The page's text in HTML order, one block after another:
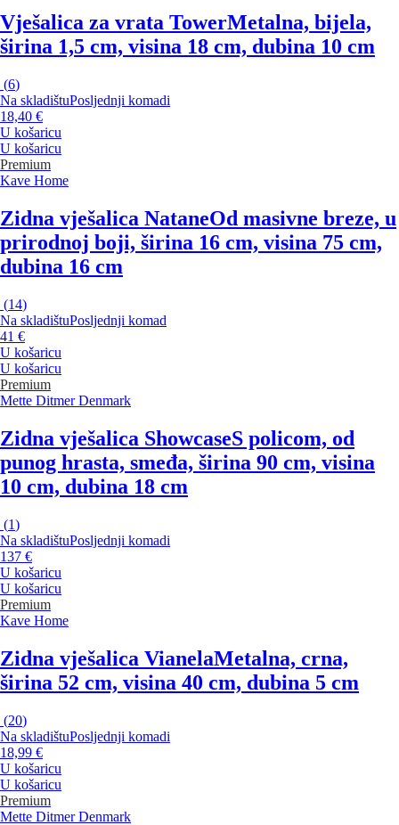
Vješalica za vrata TowerMetalna, bijela,
širina 1,5 cm, visina 18 cm, dubina 10 cm
(6)
Na skladištuPosljednji komadi
18,40 €
U košaricu
U košaricu
Premium
Kave Home
Zidna vješalica NataneOd masivne breze, u
prirodnoj boji, širina 16 cm, visina 75 cm,
dubina 16 cm
(14)
Na skladištuPosljednji komad
41 €
U košaricu
U košaricu
Premium
Mette Ditmer Denmark
Zidna vješalica ShowcaseS policom, od
punog hrasta, smeđa, širina 90 cm, visina
10 cm, dubina 18 cm
(1)
Na skladištuPosljednji komadi
137 €
U košaricu
U košaricu
Premium
Kave Home
Zidna vješalica VianelaMetalna, crna,
širina 52 cm, visina 40 cm, dubina 5 cm
(20)
Na skladištuPosljednji komadi
18,99 €
U košaricu
U košaricu
Premium
Mette Ditmer Denmark